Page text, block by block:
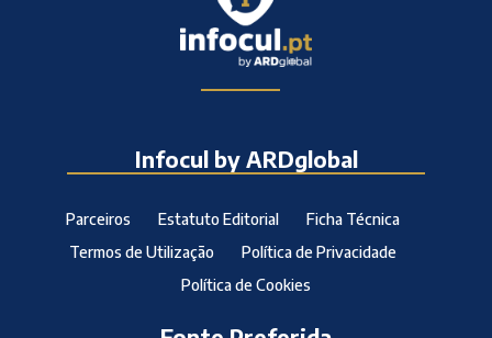
Infocul by ARDglobal
Parceiros Estatuto Editorial
Ficha Técnica
Termos de Utilização
Política de Privacidade
Política de Cookies